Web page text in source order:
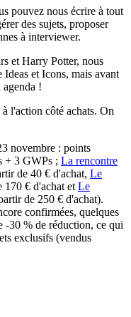
pouvez nous écrire à tout
des sujets, proposer
à interviewer.
et Harry Potter, nous
Ideas et Icons, mais avant
!
l'action côté achats. On
novembre : points
+ 3 GWPs ; La rencontre
de 40 € d'achat, Le
170 € d'achat et Le
de 250 € d'achat).
confirmées, quelques
-30 % de réduction, ce qui
exclusifs (vendus